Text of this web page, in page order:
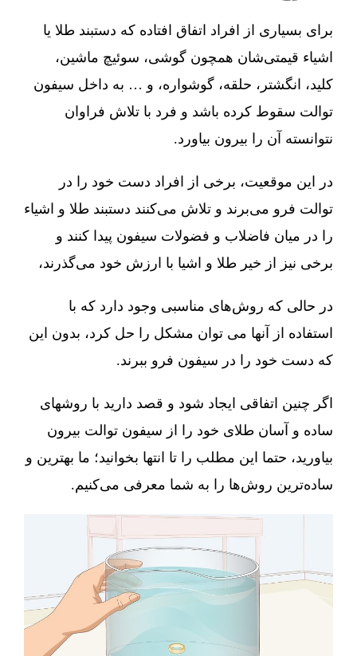
برای بسیاری از افراد اتفاق افتاده که دستبند طلا یا
اشیاء قیمتی‌شان همچون گوشی، سوئیچ ماشین،
کلید، انگشتر، حلقه، گوشواره، و … به داخل سیفون
توالت سقوط کرده باشد و فرد با تلاش فراوان
نتوانسته آن را بیرون بیاورد.
در این موقعیت، برخی از افراد دست خود را در
توالت فرو می‌برند و تلاش می‌کنند دستبند طلا و اشیاء
را در میان فاضلاب و فضولات سیفون پیدا کنند و
برخی نیز از خیر طلا و اشیا با ارزش خود می‌گذرند،
در حالی که روش‌های مناسبی وجود دارد که با
استفاده از آنها می توان مشکل را حل کرد، بدون این
که دست خود را در سیفون فرو ببرند.
اگر چنین اتفاقی ایجاد شود و قصد دارید با روشهای
ساده و آسان طلای خود را از سیفون توالت بیرون
بیاورید، حتما این مطلب را تا انتها بخوانید؛ ما بهترین و
ساده‌ترین روش‌ها را به شما معرفی می‌کنیم.